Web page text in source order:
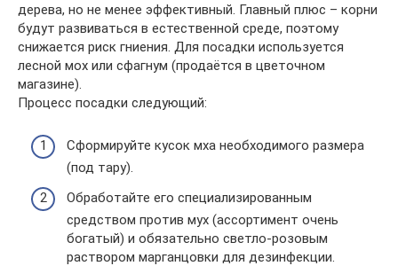
дерева, но не менее эффективный. Главный плюс – корни
будут развиваться в естественной среде, поэтому
снижается риск гниения. Для посадки используется
лесной мох или сфагнум (продаётся в цветочном
магазине).
Процесс посадки следующий:
Сформируйте кусок мха необходимого размера
(под тару).
Обработайте его специализированным
средством против мух (ассортимент очень
богатый) и обязательно светло-розовым
раствором марганцовки для дезинфекции.